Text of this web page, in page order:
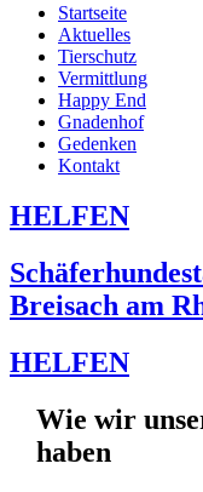
Startseite
Aktuelles
Tierschutz
Vermittlung
Happy End
Gnadenhof
Gedenken
Kontakt
HELFEN
Breisach am
HELFEN
Wie wir
haben